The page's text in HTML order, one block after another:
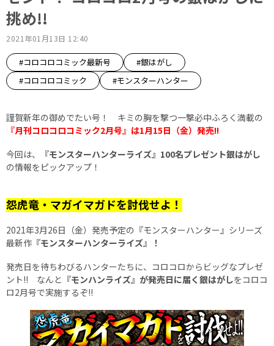
挑め!!
2021年01月13日 12:40
#コロコロコミック最新号
#銀はがし
#コロコロコミック
#モンスターハンター
謹賀新年の御めでたい号！ キミの胸を撃つ一撃必中ふろく満載の
『月刊コロコロコミック2月号』は1月15日（金）発売!!
今回は、
『モンスターハンターライズ』100名プレゼント銀はがし
の情報をピックアップ！
怨虎竜・マガイマガドを討伐せよ！
2021年3月26日（金）発売予定の『モンスターハンター』シリーズ
最新作 『モンスターハンターライズ』！
発売日を待ちわびるハンターたちに、コロコロからビッグなプレゼ
ント!! なんと 『モンハンライズ』が発売日に届く銀はがしをコロコ
ロ2月号で実施するぞ!!